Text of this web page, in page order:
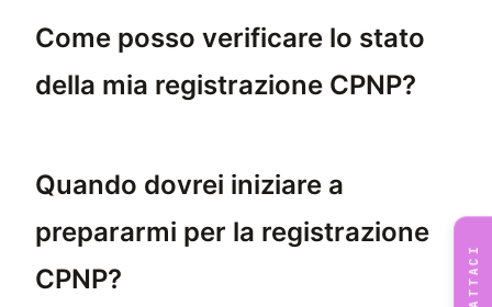
Come posso verificare lo stato
della mia registrazione CPNP?
Quando dovrei iniziare a
prepararmi per la registrazione
CPNP?